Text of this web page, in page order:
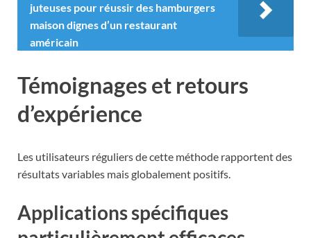
juteuses pour réussir des hamburgers
maison dignes d’un restaurant
américain
Témoignages et retours
d’expérience
Les utilisateurs réguliers de cette méthode rapportent des
résultats variables mais globalement positifs.
Applications spécifiques